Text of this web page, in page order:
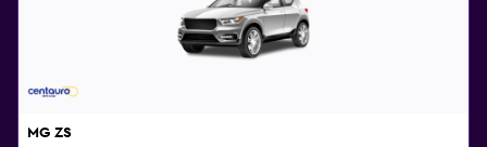
MG ZS